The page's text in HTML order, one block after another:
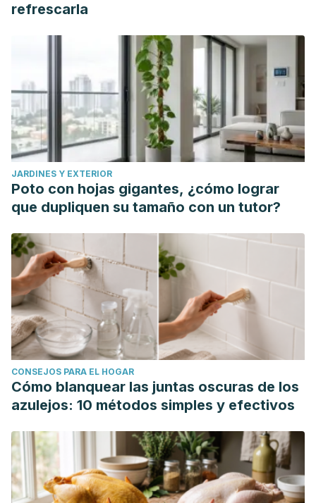
refrescarla
JARDINES Y EXTERIOR
Poto con hojas gigantes, ¿cómo lograr
que dupliquen su tamaño con un tutor?
CONSEJOS PARA EL HOGAR
Cómo blanquear las juntas oscuras de los
azulejos: 10 métodos simples y efectivos